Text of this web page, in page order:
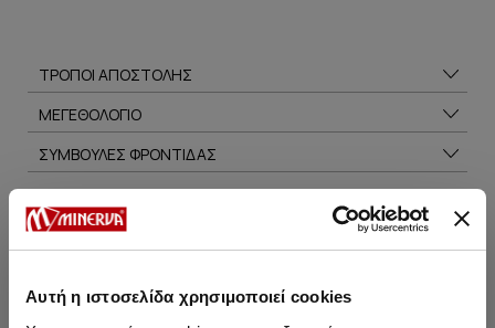
Αυτή η ιστοσελίδα χρησιμοποιεί cookies
ΤΡΟΠΟΙ ΑΠΟΣΤΟΛΗΣ
ΜΕΓΕΘΟΛΟΓΙΟ
ΣΥΜΒΟΥΛΕΣ ΦΡΟΝΤΙΔΑΣ